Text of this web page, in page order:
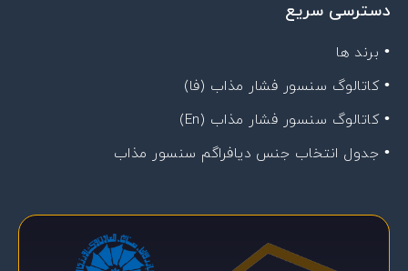
دسترسی سریع
• برند ها
• کاتالوگ سنسور فشار مذاب (فا)
• کاتالوگ سنسور فشار مذاب (En)
• جدول انتخاب جنس دیافراگم سنسور مذاب